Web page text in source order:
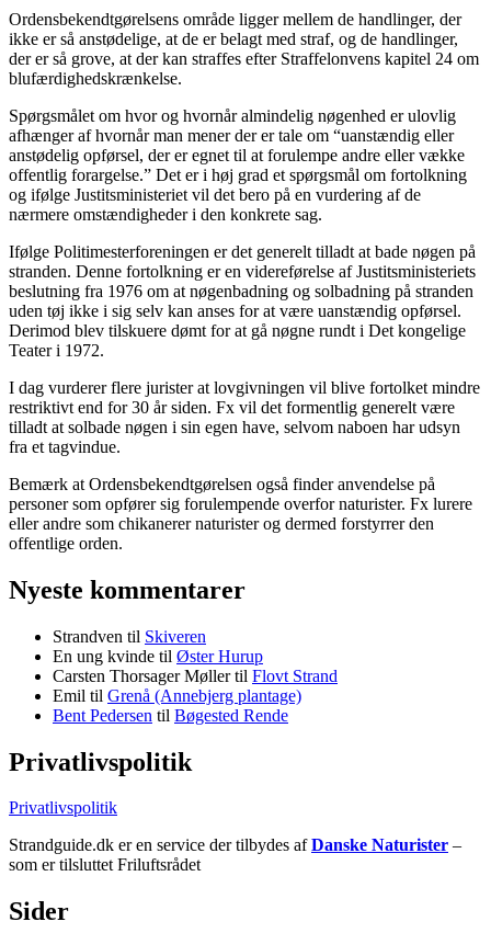
Ordensbekendtgørelsens område ligger mellem de handlinger, der
ikke er så anstødelige, at de er belagt med straf, og de handlinger,
der er så grove, at der kan straffes efter Straffelonvens kapitel 24 om
blufærdighedskrænkelse.
Spørgsmålet om hvor og hvornår almindelig nøgenhed er ulovlig
afhænger af hvornår man mener der er tale om “uanstændig eller
anstødelig opførsel, der er egnet til at forulempe andre eller vække
offentlig forargelse.” Det er i høj grad et spørgsmål om fortolkning
og ifølge Justitsministeriet vil det bero på en vurdering af de
nærmere omstændigheder i den konkrete sag.
Ifølge Politimesterforeningen er det generelt tilladt at bade nøgen på
stranden. Denne fortolkning er en videreførelse af Justitsministeriets
beslutning fra 1976 om at nøgenbadning og solbadning på stranden
uden tøj ikke i sig selv kan anses for at være uanstændig opførsel.
Derimod blev tilskuere dømt for at gå nøgne rundt i Det kongelige
Teater i 1972.
I dag vurderer flere jurister at lovgivningen vil blive fortolket mindre
restriktivt end for 30 år siden. Fx vil det formentlig generelt være
tilladt at solbade nøgen i sin egen have, selvom naboen har udsyn
fra et tagvindue.
Bemærk at Ordensbekendtgørelsen også finder anvendelse på
personer som opfører sig forulempende overfor naturister. Fx lurere
eller andre som chikanerer naturister og dermed forstyrrer den
offentlige orden.
Nyeste kommentarer
Strandven til Skiveren
En ung kvinde til Øster Hurup
Carsten Thorsager Møllertil Flovt Strand
Emil til Grenå (Annebjerg plantage)
Bent Pedersen til Bøgested Rende
Privatlivspolitik
Privatlivspolitik
Strandguide.dk er en service der tilbydes afDanske Naturister –
som er tilsluttet Friluftsrådet
Sider